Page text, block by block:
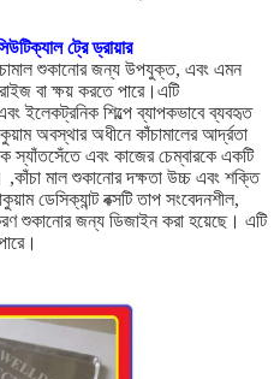
ট্রে ড্রায়ার
শুকানোর জন্য উপযুক্ত, এবং এমন
বা ক্ষয় করতে পারে।এটি
ইলেকট্রনিক শিল্পে ব্যাপকভাবে ব্যবহৃত
অবস্থার অধীনে কাঁচামালের আর্দ্রতা
স্যাঁতসেঁতে এবং কাজের চেম্বারকে একটি
মাল শুকানোর দক্ষতা উচ্চ এবং শক্তি
ডেসিক্যান্ট বক্সটি তাপ সংবেদনশীল,
শুকানোর জন্য ডিজাইন করা হয়েছে। এটি